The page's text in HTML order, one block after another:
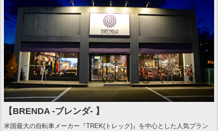
【BRENDA -ブレンダ- 】
米国最大の自転車メーカー『TREK(トレック)』を中心とした人気ブラン